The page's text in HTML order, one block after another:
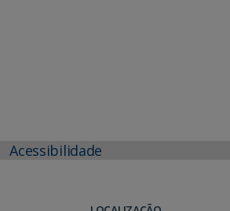
Acessibilidade